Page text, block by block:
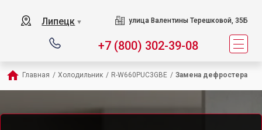
Липецк ▼ улица Валентины Терешковой, 35Б
+7 (800) 302-39-08
Главная / Холодильник / R-W660PUC3GBE / Замена дефростера